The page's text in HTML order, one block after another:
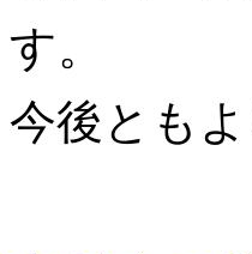
す。
今後とも